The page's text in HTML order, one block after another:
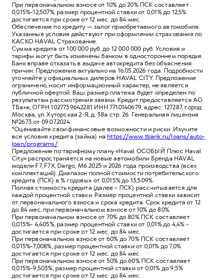
При первоначальном взносе от 10% до 20% ПСК составляет
0,015%-12,507%, размер процентной ставки от 0,01% до 12,5%
достигается при сроке от 12 мес. до 84 мес.
Обеспечение по кредиту — залог приобретаемого автомобиля.
Указанные условия действуют при оформлении страхования по
КАСКО HAVAL Страхование.
Сумма кредита от 100 000 руб. до 12 000 000 руб. Условия и
тарифы могут быть изменены банком в одностороннем порядке.
Банк вправе отказать в выдаче автокредита без объяснения
причин. Предложение актуально на 16.05.2026 года. Подробности
уточняйте у официальных дилеров HAVAL CITY. Предложение
ограничено, носит информационный характер, не является
публичной офертой. Ваш размер платежа будет определен по
результатам рассмотрения заявки. Кредит предоставляется АО
ТБанк, ОГРН 1027739642281 ИНН 7710140679, адрес: 127287, город
Москва, ул. Хуторская 2-Я, д. 38а стр. 26. Генеральная лицензия
№2673 от 09.07.2024.
*Оценивайте свои финансовые возможности и риски. Изучите
все условия кредита (займа) наhttps://www.tbank.ru/loans/auto-
loan/programs/
Предложение по тарифному плану «Haval ОСОБЫЙ Плюс Haval
City» распространяется на новые автомобили Бренда HAVAL
модели F7, F7X, Dargo, M6 2025 и 2026 года производства (всех
комплектаций). Диапазон полной стоимости потребительского
кредита (ПСК) в % годовых от 0,015% до 13,509%.
Полная стоимость кредита (далее – ПСК) рассчитывается для
каждой процентной ставки. Размер процентной ставки зависит
от первоначального взноса и срока кредита. Срок кредита от 12
до 84 мес, при первоначальном взносе от 10% до 80%.
При первоначальном взносе от 70% до 80% ПСК составляет
0,015%- 4,405%, размер процентной ставки от 0,01% до 4,4% -
достигается при сроке от 12 мес. до 84 мес.
При первоначальном взносе от 60% до 70% ПСК составляет
0,015%-7,008%, размер процентной ставки от 0,01% до 7,0%
достигается при сроке от 12 мес. до 84 мес.
При первоначальном взносе от 50% до 60% ПСК составляет
0,015%-9,503%, размер процентной ставки от 0,01% до 9,5%
достигается при сроке от 12 мес. до 84 мес.